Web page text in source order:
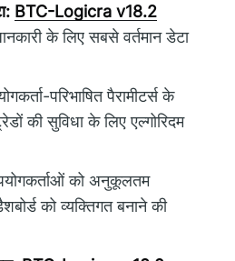
BTC-Logicra v18.2
के लिए सबसे वर्तमान डेटा
परिभाषित पैरामीटर्स के
की सुविधा के लिए एल्गोरिदम
को अनुकूलतम
को व्यक्तिगत बनाने की